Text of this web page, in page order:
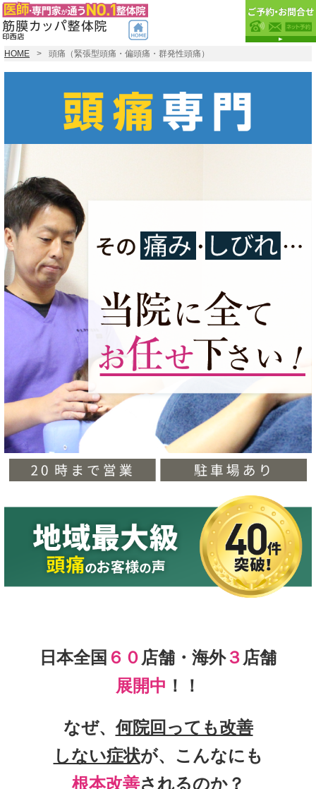
HOME 頭痛（緊張型頭痛・偏頭痛・群発性頭痛）
日本全国 ６０ 店舗・海外３ 店舗
展開中 ！！
なぜ、何院回っても改善
しない症状が、こんなにも
根本改善されるのか？